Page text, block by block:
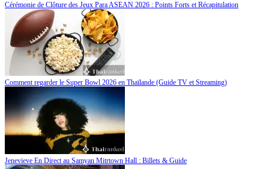
Cérémonie de Clôture des Jeux Para ASEAN 2026 : Points Forts et Récapitulation
Comment regarder le Super Bowl 2026 en Thaïlande (Guide TV et Streaming)
Jenevieve En Direct au Samyan Mitrtown Hall : Billets & Guide